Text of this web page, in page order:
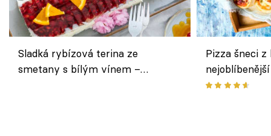
Sladká rybízová terina ze
smetany s bílým vínem –
Pizza šneci